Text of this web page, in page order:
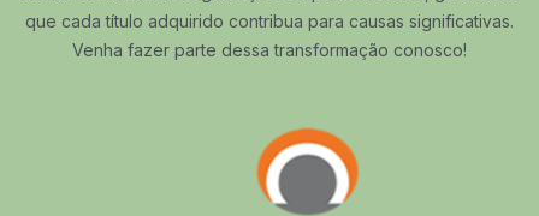
que cada título adquirido contribua para causas significativas.
Venha fazer parte dessa transformação conosco!